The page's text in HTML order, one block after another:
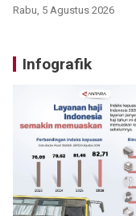
Rabu, 5 Agustus 2026
Infografik